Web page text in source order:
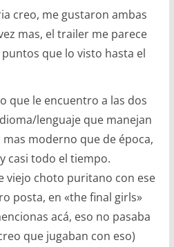
creo, me gustaron ambas
mas, el trailer me parece
que lo visto hasta el
que le encuentro a las dos
lenguaje que manejan
moderno que de época,
casi todo el tiempo.
viejo choto puritano con ese
posta, en «the final girls»
acá, eso no pasaba
que jugaban con eso)